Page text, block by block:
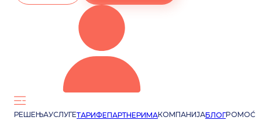
РЕШЕЊАУСЛУГЕТАРИФЕПАРТНЕРИМАКОМПАНИЈАБЛОГPOMOĆ